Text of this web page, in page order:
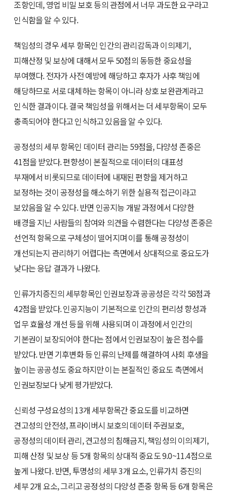
조항인데, 영업 비밀 보호 등의 관점에서 너무 과도한 요구라고
인식함을 알 수 있다.
책임성의 경우 세부 항목인 인간의 관리감독과 이의제기,
피해산정 및 보상에 대해서 모두 50점의 동등한 중요성을
부여했다. 전자가 사전 예방에 해당하고 후자가 사후 책임에
해당하므로 서로 대체하는 항목이 아니라 상호 보완관계라고
인식한 결과이다. 결국 책임성을 위해서는 더 세부항목이 모두
충족되어야 한다고 인식하고 있음을 알 수 있다.
공정성의 세부 항목인 데이터 관리는 59점을, 다양성 존중은
41점을 받았다. 편향성이 본질적으로 데이터의 대표성
부재에서 비롯되므로 데이터에 내재된 편향을 제거하고
보정하는 것이 공정성을 해소하기 위한 실용적 접근이라고
보았음을 알 수 있다. 반면 인공지능 개발 과정에서 다양한
배경을 지닌 사람들의 참여와 의견을 수렴한다는 다양성 존중은
선언적 항목으로 구체성이 떨어지며 이를 통해 공정성이
개선되는지 관리하기 어렵다는 측면에서 상대적으로 중요도가
낮다는 응답 결과가 나왔다.
인류가치증진의 세부항목인 인권보장과 공공성은 각각 58점과
42점을 받았다. 인공지능이 기본적으로 인간의 편리성 향성과
업무 효율성 개선 등을 위해 사용되며 이 과정에서 인간의
기본권이 보장되어야 한다는 점에서 인권보장이 높은 점수를
받았다. 반면 기후변화 등 인류의 난제를 해결하여 사회 후생을
높이는 공공성도 중요하지만 이는 본질적인 중요도 측면에서
인권보장보다 낮게 평가받았다.
신뢰성 구성요성의 13개 세부항목간 중요도를 비교하면
견고성의 안전성, 프라이버시 보호의 데이터 주권보호,
공정성의 데이터 관리, 견고성의 침해금지, 책임성의 이의제기,
피해 산정 및 보상 등 5개 항목의 상대적 중요도 9.0~11.4점으로
높게 나왔다. 반면, 투명성의 세부 3개 요소, 인류가치 증진의
세부 2개 요소, 그리고 공정성의 다양성 존중 항목 등 6개 항목은